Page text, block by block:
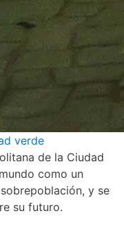
verde
de la Ciudad
como un
y se
su futuro.